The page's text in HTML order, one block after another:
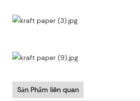
Sản Phẩm liên quan